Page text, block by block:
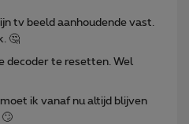
tv beeld aanhoudende vast.
🤔
decoder te resetten. Wel
ik vanaf nu altijd blijven